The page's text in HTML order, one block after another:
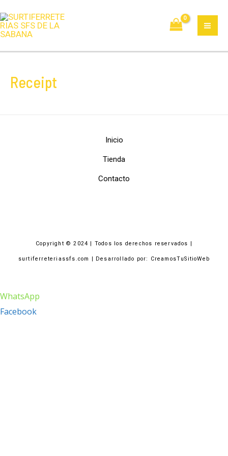
al
contenido
Receipt
Inicio
Tienda
Contacto
Copyright © 2024 | Todos los derechos reservados |
surtiferreteriassfs.com | Desarrollado por: CreamosTuSitioWeb
WhatsApp
Facebook